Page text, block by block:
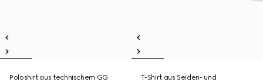
Poloshirt aus technischem GG
T-Shirt aus Seiden- und